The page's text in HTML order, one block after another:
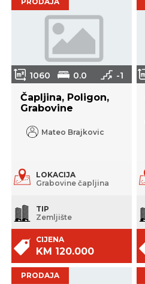
1060 0.0 -1
Čapljina, Poligon,
Grabovine
Mateo Brajkovic
LOKACIJA
Grabovine čapljina
TIP
Zemljište
CIJENA
KM 120.000
PRODAJA